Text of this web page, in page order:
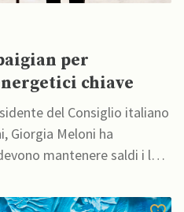
per
chiave
del Consiglio italiano
Giorgia Meloni ha
mantenere saldi i loro